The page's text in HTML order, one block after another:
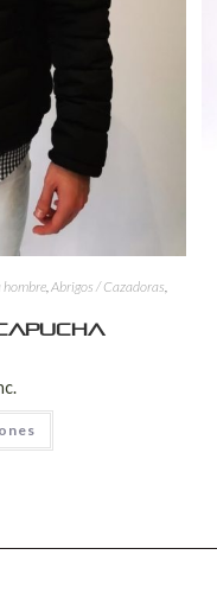
hombre ,Abrigos / Cazadoras